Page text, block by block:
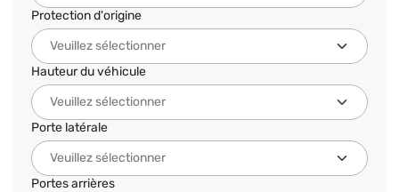
Protection d'origine
Hauteur du véhicule
Porte latérale
Portes arrières